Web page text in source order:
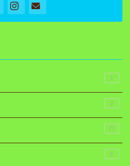
1
2
77
6